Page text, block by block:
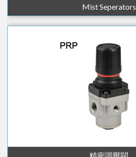
Mist Seperators